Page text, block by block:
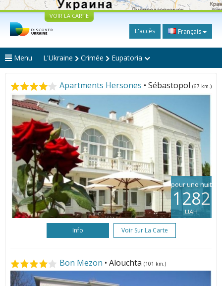
VOIR LA CARTE
L'accès Français
Menu L'Ukraine Crimée Eupatoria
Apartments Hersones • Sébastopol (67 km.)
pour une nuit
1282
UAH
Info Voir Sur La Carte
Bon Mezon • Alouchta (101 km.)